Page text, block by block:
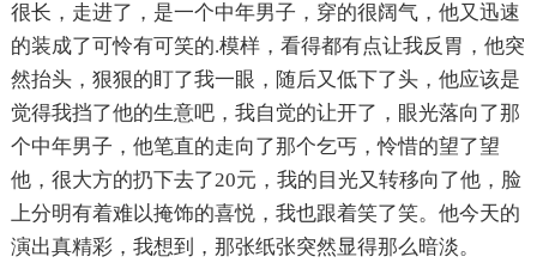
很长，走进了，是一个中年男子，穿的很阔气，他又迅速
的装成了可怜有可笑的.模样，看得都有点让我反胃，他突
然抬头，狠狠的盯了我一眼，随后又低下了头，他应该是
觉得我挡了他的生意吧，我自觉的让开了，眼光落向了那
个中年男子，他笔直的走向了那个乞丐，怜惜的望了望
他，很大方的扔下去了20元，我的目光又转移向了他，脸
上分明有着难以掩饰的喜悦，我也跟着笑了笑。他今天的
演出真精彩，我想到，那张纸张突然显得那么暗淡。